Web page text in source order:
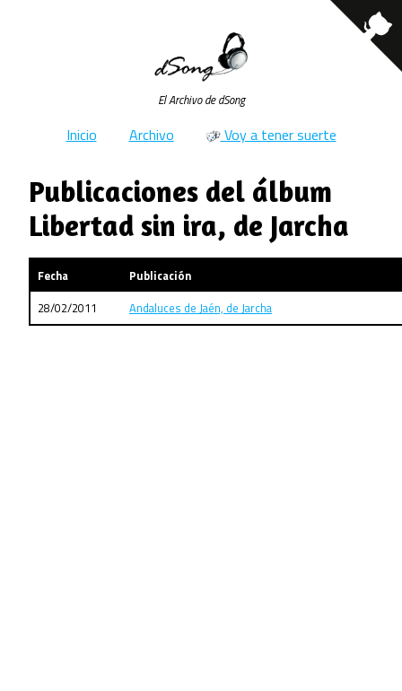
El Archivo de dSong
Inicio Archivo Voy a tener suerte
Publicaciones del álbum
Libertad sin ira, de Jarcha
Fecha
Publicación
28/02/2011
Andaluces de Jaén, de Jarcha